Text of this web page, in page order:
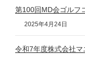
第100回MD会ゴルフ
2025年4月24日
令和7年度株式会社マ